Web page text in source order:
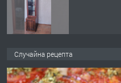
Случайна рецепта